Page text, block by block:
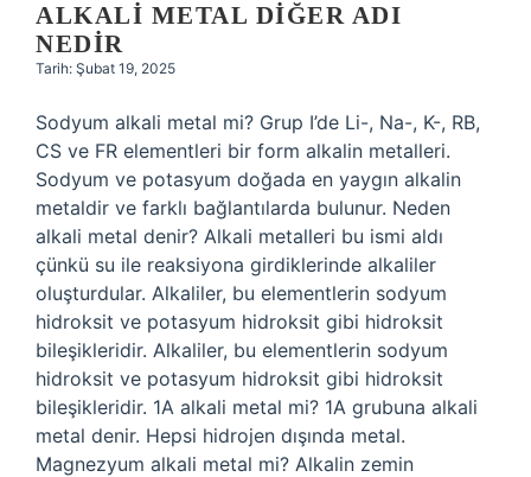
ALKALI METAL DIĞER ADI
NEDIR
Tarih: Şubat 19, 2025
Sodyum alkali metal mi? Grup I’de Li-, Na-, K-, RB,
CS ve FR elementleri bir form alkalin metalleri.
Sodyum ve potasyum doğada en yaygın alkalin
metaldir ve farklı bağlantılarda bulunur. Neden
alkali metal denir? Alkali metalleri bu ismi aldı
çünkü su ile reaksiyona girdiklerinde alkaliler
oluşturdular. Alkaliler, bu elementlerin sodyum
hidroksit ve potasyum hidroksit gibi hidroksit
bileşikleridir. Alkaliler, bu elementlerin sodyum
hidroksit ve potasyum hidroksit gibi hidroksit
bileşikleridir. 1A alkali metal mi? 1A grubuna alkali
metal denir. Hepsi hidrojen dışında metal.
Magnezyum alkali metal mi? Alkalin zemin